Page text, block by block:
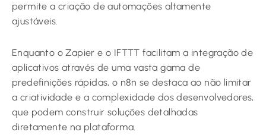
permite a criação de automações altamente
ajustáveis.
Enquanto o Zapier e o IFTTT facilitam a integração de
aplicativos através de uma vasta gama de
predefinições rápidas, o n8n se destaca ao não limitar
a criatividade e a complexidade dos desenvolvedores,
que podem construir soluções detalhadas
diretamente na plataforma.